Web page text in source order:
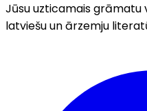
Jūsu uzticamais grāmatu
latviešu un ārzemju